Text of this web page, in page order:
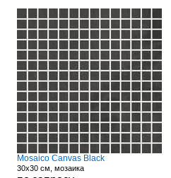
Mosaico Canvas Black
30x30 см, мозаика